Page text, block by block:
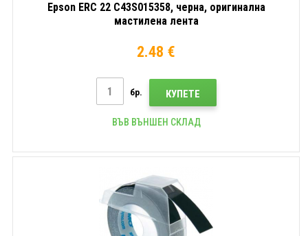
Epson ERC 22 C43S015358, черна, оригинална
мастилена лента
2.48 €
бр. КУПЕТЕ
ВЪВ ВЪНШЕН СКЛАД